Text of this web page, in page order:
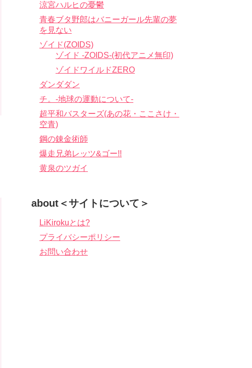
涼宮ハルヒの憂鬱
青春ブタ野郎はバニーガール先輩の夢
を見ない
ゾイド(ZOIDS)
ゾイド -ZOIDS-(初代アニメ無印)
ゾイドワイルドZERO
ダンダダン
チ。-地球の運動について-
超平和バスターズ(あの花・ここさけ・
空青)
鋼の錬金術師
爆走兄弟レッツ&ゴー!!
黄泉のツガイ
about＜サイトについて＞
LiKirokuとは?
プライバシーポリシー
お問い合わせ